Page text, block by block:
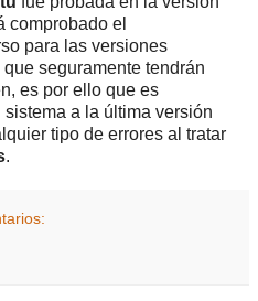
comprobado el
para las versiones
seguramente tendrán
es por ello que es
a la última versión
tipo de errores al tratar
.